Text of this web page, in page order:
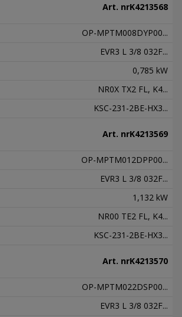
Art. nrK4213568
OP-MPTM008DYP00...
EVR3 L 3/8 032F...
0,785 kW
NR0X TX2 FL, K4...
KSC-231-2BE-HX3...
Art. nrK4213569
OP-MPTM012DPP00...
EVR3 L 3/8 032F...
1,132 kW
NR00 TE2 FL, K4...
KSC-231-2BE-HX3...
Art. nrK4213570
OP-MPTM022DSP00...
EVR3 L 3/8 032F...